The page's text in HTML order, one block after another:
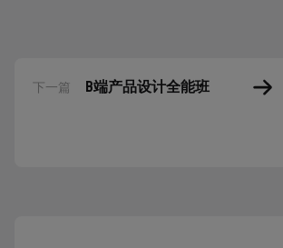
下一篇 B端产品设计全能班